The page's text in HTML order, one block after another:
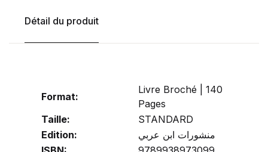
Détail du produit
Format:
Livre Broché | 140
Pages
Taille:
STANDARD
Edition:
منشورات ابن عربي